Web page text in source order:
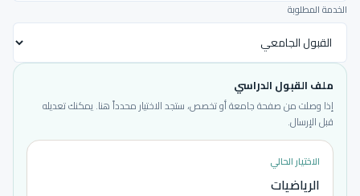
الخدمة المطلوبة
ملف القبول الدراسي
إذا وصلت من صفحة جامعة أو تخصص، ستجد الاختيار محدداً هنا. يمكنك تعديله
قبل الإرسال.
الاختيار الحالي
الرياضيات